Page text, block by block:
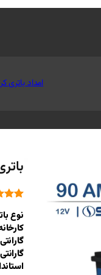
امداد باتری
باتری 90 آمپر
از 5 امتیاز
مشتری
نوع